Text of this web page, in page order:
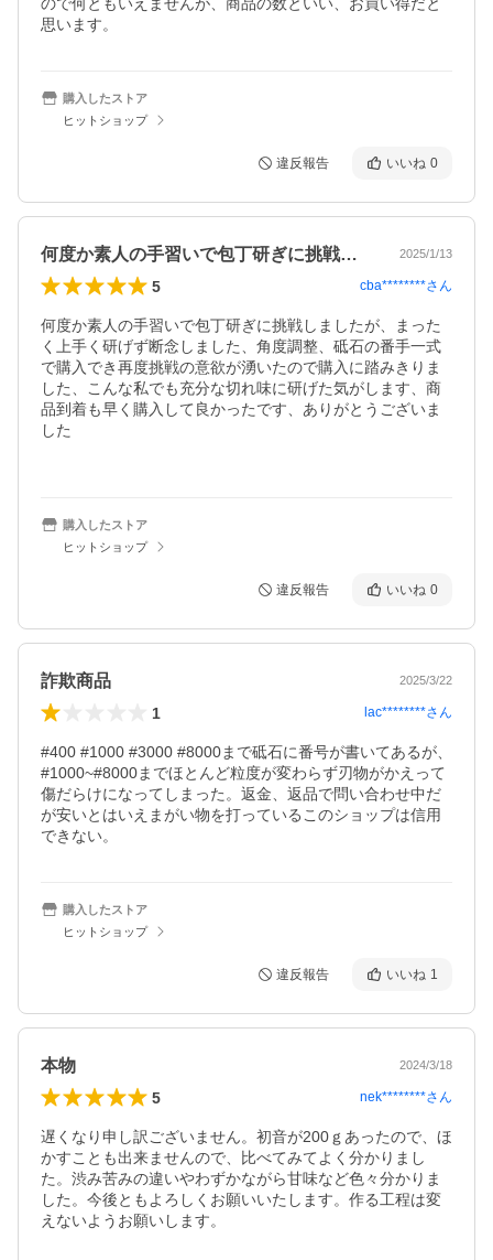
思います。
購入したストア
ヒットショップ
違反報告 いいね 0
何度か素人の手習いで包丁研ぎに挑戦しま… 2025/1/13
5 cba********さん
何度か素人の手習いで包丁研ぎに挑戦しましたが、まった
く上手く研げず断念しました、角度調整、砥石の番手一式
で購入でき再度挑戦の意欲が湧いたので購入に踏みきりま
した、こんな私でも充分な切れ味に研げた気がします、商
品到着も早く購入して良かったです、ありがとうございま
した
購入したストア
ヒットショップ
違反報告 いいね 0
詐欺商品 2025/3/22
1 lac********さん
#400 #1000 #3000 #8000まで砥石に番号が書いてあるが、
#1000~#8000までほとんど粒度が変わらず刃物がかえって
傷だらけになってしまった。返金、返品で問い合わせ中だ
が安いとはいえまがい物を打っているこのショップは信用
できない。
購入したストア
ヒットショップ
違反報告 いいね 1
本物 2024/3/18
5 nek********さん
遅くなり申し訳ございません。初音が200ｇあったので、ほ
かすことも出来ませんので、比べてみてよく分かりまし
た。渋み苦みの違いやわずかながら甘味など色々分かりま
した。今後ともよろしくお願いいたします。作る工程は変